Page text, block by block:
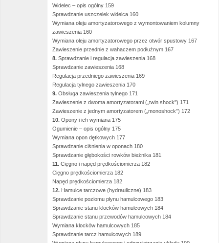
Widelec – opis ogólny 159
Sprawdzanie uszczelek widelca 160
Wymiana oleju amortyzatorowego z wymontowaniem kolumny
zawieszenia 160
Wymiana oleju amortyzatorowego przez otwór spustowy 167
Zawieszenie przednie z wahaczem podłużnym 167
8. Sprawdzanie i regulacja zawieszenia 168
Sprawdzanie zawieszenia 168
Regulacja przedniego zawieszenia 169
Regulacja tylnego zawieszenia 170
9. Obsługa zawieszenia tylnego 171
Zawieszenie z dwoma amortyzatorami („twin shock") 171
Zawieszenie z jednym amortyzatorem („monoshock”) 172
10. Opony i ich wymiana 175
Ogumienie – opis ogólny 175
Wymiana opon dętkowych 177
Sprawdzanie ciśnienia w oponach 180
Sprawdzanie głębokości rowków bieżnika 181
11. Cięgno i napęd prędkościomierza 182
Cięgno prędkościomierza 182
Napęd prędkościomierza 182
12. Hamulce tarczowe (hydrauliczne) 183
Sprawdzanie poziomu płynu hamulcowego 183
Sprawdzanie stanu klocków hamulcowych 184
Sprawdzanie stanu przewodów hamulcowych 184
Wymiana klocków hamulcowych 185
Sprawdzanie tarcz hamulcowych 189